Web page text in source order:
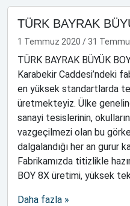
TÜRK BAYRAK
1 Temmuz 2020 / 31
TÜRK BAYRAK BÜYÜK
Karabekir Caddesi’ndeki
en yüksek standartlarda
üretmekteyiz. Ülke
sanayi tesislerinin,
vazgeçilmezi olan bu
dalgalandığı her an gurur
Fabrikamızda titizlikle
BOY 8X üretimi, yüksek
Daha fazla »